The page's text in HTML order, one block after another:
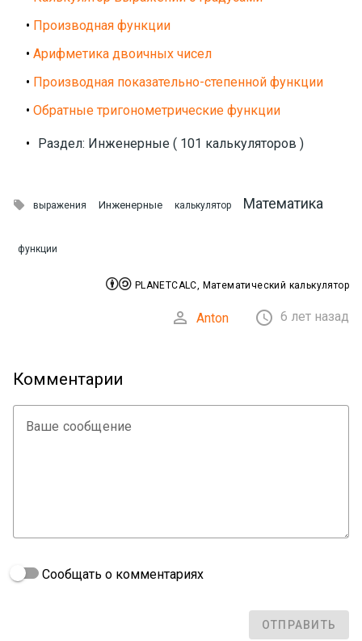
• Производная функции
• Арифметика двоичных чисел
• Производная показательно-степенной функции
• Обратные тригонометрические функции
• Раздел: Инженерные ( 101 калькуляторов )
 выражения Инженерные калькулятор Математика
функции
 PLANETCALC, Математический калькулятор
 Anton  6 лет назад
Комментарии
Ваше сообщение
Сообщать о комментариях
ОТПРАВИТЬ